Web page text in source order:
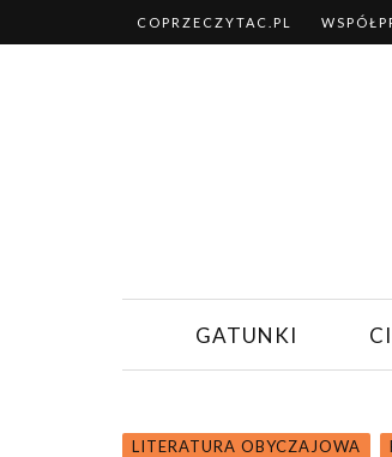
COPRZECZYTAC.PL
GATUNKI
LITERATURA OBYCZAJOWA